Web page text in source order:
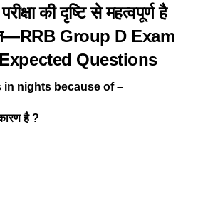
की दृष्टि से महत्वपूर्ण है
RRB Group DExam
Questions
in nights because of –
है ?